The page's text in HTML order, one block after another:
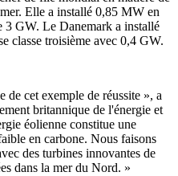
Elle a installé 0,85 MW en
3 GW. Le Danemark a installé
classe troisième avec 0,4 GW.
de cet exemple de réussite », a
britannique de l'énergie et
éolienne constitue une
en carbone. Nous faisons
des turbines innovantes de
dans la mer du Nord. »